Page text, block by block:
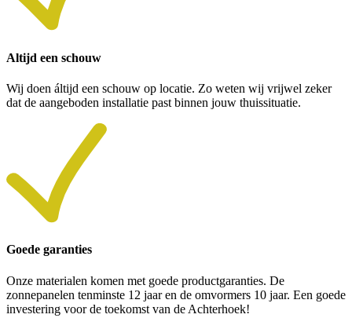
Altijd een schouw
Wij doen áltijd een schouw op locatie. Zo weten wij vrijwel zeker
dat de aangeboden installatie past binnen jouw thuissituatie.
Goede garanties
Onze materialen komen met goede productgaranties. De
zonnepanelen tenminste 12 jaar en de omvormers 10 jaar. Een goede
investering voor de toekomst van de Achterhoek!